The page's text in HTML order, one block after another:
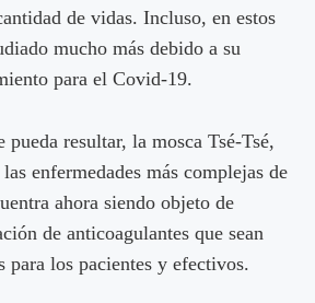
de vidas. Incluso, en estos
mucho más debido a su
para el Covid-19.
resultar, la mosca Tsé-Tsé,
enfermedades más complejas de
ahora siendo objeto de
de anticoagulantes que sean
para los pacientes y efectivos.